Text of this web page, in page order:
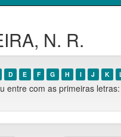
N. R.
D E F G H I J K
entre com as primeiras letras: